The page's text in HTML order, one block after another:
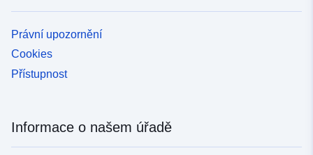
Právní upozornění
Cookies
Přístupnost
Informace o našem úřadě